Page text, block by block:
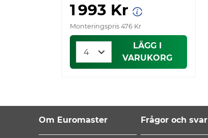
1 993 Kr
Monteringspris 476 Kr
LÄGG I
VARUKORG
Om Euromaster Frågor och svar